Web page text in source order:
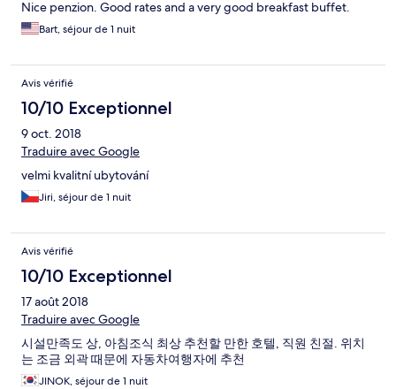
Nice penzion. Good rates and a very good breakfast buffet.
Bart, séjour de 1 nuit
Avis vérifié
10/10 Exceptionnel
9 oct. 2018
Traduire avec Google
velmi kvalitní ubytování
Jiri, séjour de 1 nuit
Avis vérifié
10/10 Exceptionnel
17 août 2018
Traduire avec Google
시설만족도 상, 아침조식 최상 추천할 만한 호텔, 직원 친절. 위치
는 조금 외곽 때문에 자동차여행자에 추천
JINOK, séjour de 1 nuit